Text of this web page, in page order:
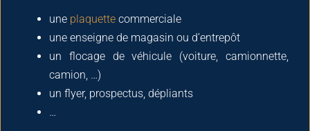
une plaquettecommerciale
une enseigne de magasin ou d’entrepôt
un flocage de véhicule (voiture, camionnette,
camion, …)
un flyer, prospectus, dépliants
…